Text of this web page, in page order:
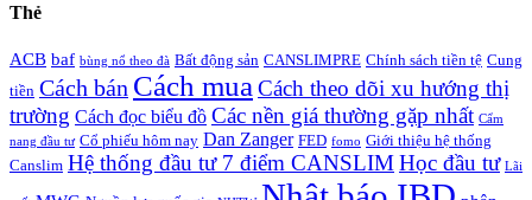
Thẻ
ACB baf bùng nổ theo đà Bất động sản CANSLIMPRE Chính sách tiền tệ Cung
tiền Cách bán Cách mua Cách theo dõi xu hướng thị
trường Cách đọc biểu đồ Các nền giá thường gặp nhất Cẩm
nang đầu tư Cổ phiếu hôm nay Dan Zanger FED fomo Giới thiệu hệ thống
Canslim Hệ thống đầu tư 7 điểm CANSLIMHọc đầu tư Lãi